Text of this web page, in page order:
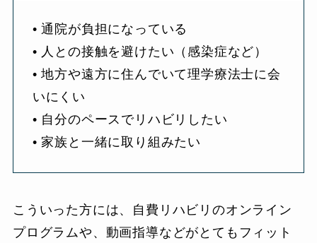
• 通院が負担になっている
• 人との接触を避けたい（感染症など）
• 地方や遠方に住んでいて理学療法士に会
いにくい
• 自分のペースでリハビリしたい
• 家族と一緒に取り組みたい
こういった方には、自費リハビリのオンライン
プログラムや、動画指導などがとてもフィット